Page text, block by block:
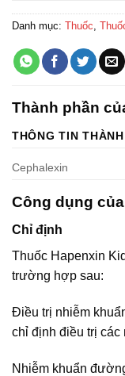
Danh mục: Thuốc
Thành phần
THÔNG TIN
Cephalexin
Công dụng
Chỉ định
Thuốc Hapenxin
trường hợp sau:
Điều trị nhiễm
chỉ định điều trị các
Nhiễm khuẩn